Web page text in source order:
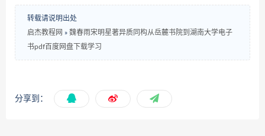
转载请说明出处
启杰教程网 » 魏春雨宋明星著异质同构从岳麓书院到湖南大学电子
书pdf百度网盘下载学习
分享到：